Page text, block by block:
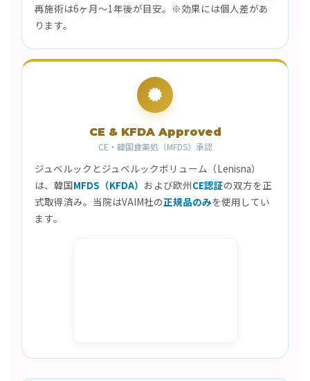
再施術は6ヶ月〜1年後が目安。※効果には個人差があ
ります。
CE & KFDA Approved
CE・韓国食薬処（MFDS）承認
ジュベルックとジュベルックボリューム（Lenisna）
は、韓国MFDS（KFDA） および欧州CE認証の双方を正
式取得済み。当院はVAIM社の正規品のみを使用してい
ます。